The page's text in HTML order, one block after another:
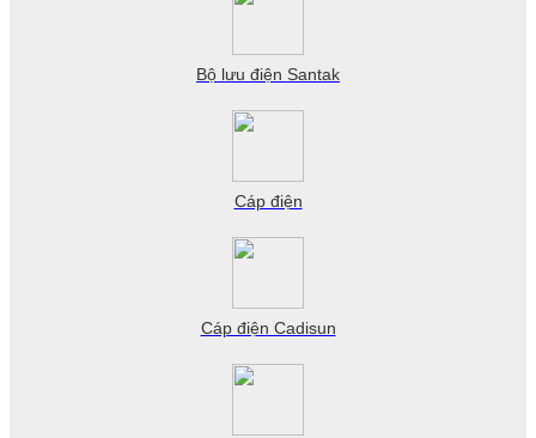
Bộ lưu điện Santak
Cáp điện
Cáp điện Cadisun